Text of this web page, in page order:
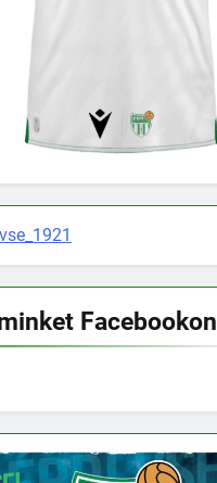
Facebookon